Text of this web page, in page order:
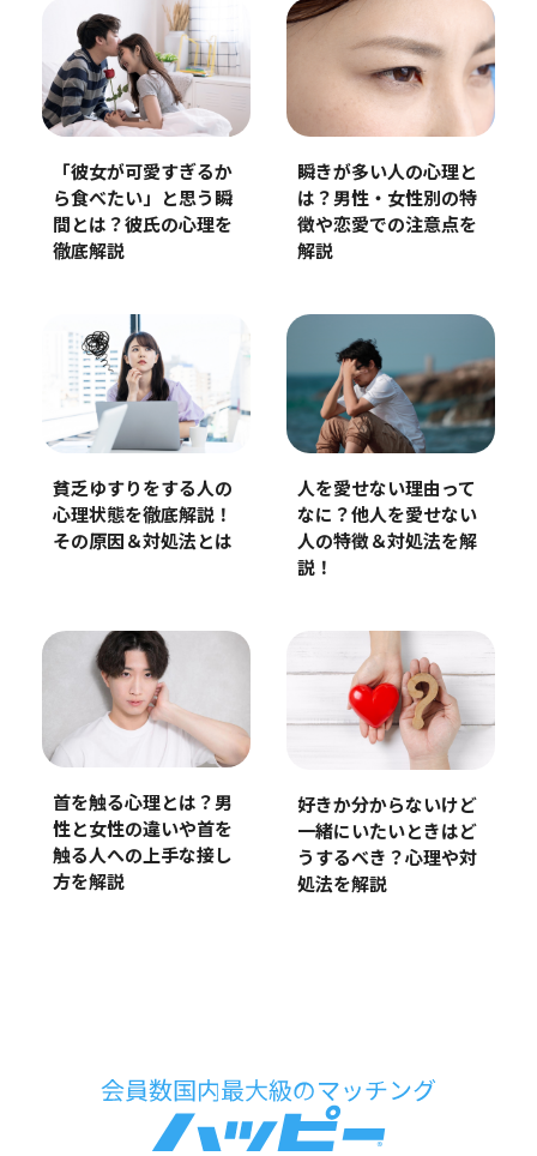
「彼女が可愛すぎるか
ら食べたい」と思う瞬
間とは？彼氏の心理を
徹底解説
瞬きが多い人の心理と
は？男性・女性別の特
徴や恋愛での注意点を
解説
貧乏ゆすりをする人の
心理状態を徹底解説！
その原因＆対処法とは
人を愛せない理由って
なに？他人を愛せない
人の特徴＆対処法を解
説！
首を触る心理とは？男
性と女性の違いや首を
触る人への上手な接し
方を解説
好きか分からないけど
一緒にいたいときはど
うするべき？心理や対
処法を解説